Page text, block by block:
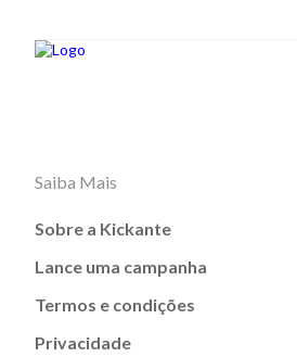
Saiba Mais
Sobre a Kickante
Lance uma campanha
Termos e condições
Privacidade